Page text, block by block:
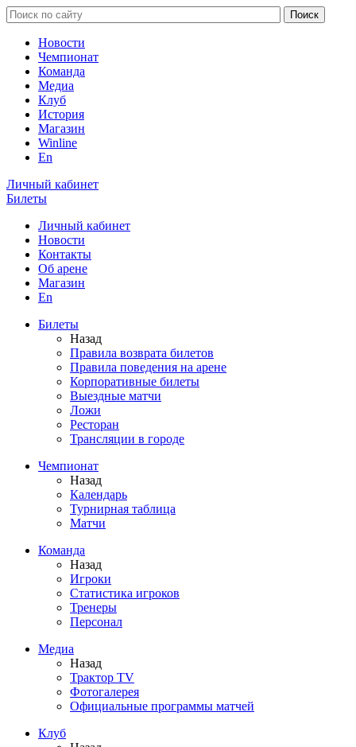
Новости
Чемпионат
Команда
Медиа
Клуб
История
Магазин
Winline
En
Личный кабинет
Билеты
Личный кабинет
Новости
Контакты
Об арене
Магазин
En
Билеты
Назад
Правила возврата билетов
Правила поведения на арене
Корпоративные билеты
Выездные матчи
Ложи
Ресторан
Трансляции в городе
Чемпионат
Назад
Календарь
Турнирная таблица
Матчи
Команда
Назад
Игроки
Статистика игроков
Тренеры
Персонал
Медиа
Назад
Трактор TV
Фотогалерея
Официальные программы матчей
Клуб